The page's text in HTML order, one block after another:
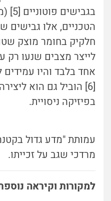
הטכניים, אלו גבישים
חלקיק בחומר מוצק
לייצר מצבים שנעו רק
אחד בלבד והיו
[6] הוביל גם הוא
בפיזיקה ניסויית.
עמותת "מדע גדול
מרדכי שגב על זכייתו.
למקורות וקיראה